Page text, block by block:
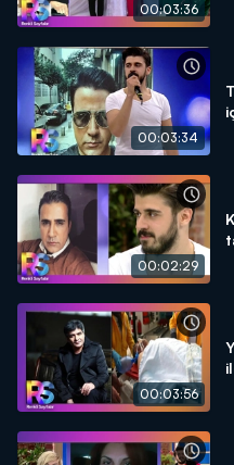
00:03:36
00:03:34
00:02:29
00:03:56